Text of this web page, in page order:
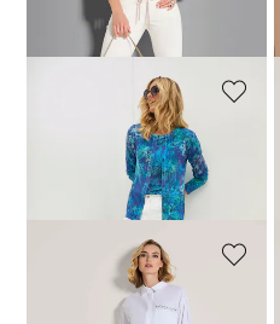
+6 Farben
30-Tage-Bestpreis**: 69,95 €
+2 Farben